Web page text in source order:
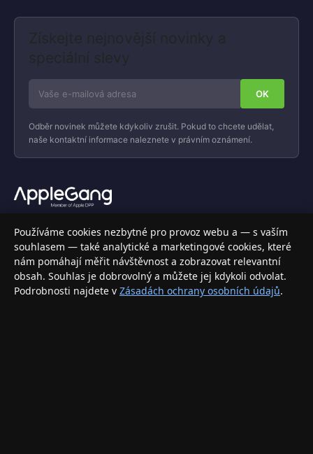
Získejte nejnovější novinky a
speciální slevy
Odběr novinek můžete kdykoliv zrušit. Pokud to chcete udělat,
naše kontaktní informace naleznete v právním oznámení.
Váš specializovaný obchod s Apple produkty, příslušenstvím a
elektronikou. Nakupujte bezpečně a s jistotou.
INFORMACE
Doprava a doručení
Používáme cookies nezbytné pro provoz webu a — s vaším
souhlasem — také analytické a marketingové cookies, které
nám pomáhají měřit návštěvnost a zobrazovat relevantní
obsah. Souhlas je dobrovolný a můžete jej kdykoli odvolat.
Podrobnosti najdete v Zásadách ochrany osobních údajů.